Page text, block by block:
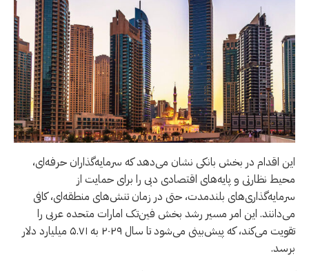
این اقدام در بخش بانکی نشان می‌دهد که سرمایه‌گذاران حرفه‌ای،
محیط نظارتی و پایه‌های اقتصادی دبی را برای حمایت از
سرمایه‌گذاری‌های بلندمدت، حتی در زمان تنش‌های منطقه‌ای، کافی
می‌دانند. این امر مسیر رشد بخش فین‌تک امارات متحده عربی را
تقویت می‌کند، که پیش‌بینی می‌شود تا سال ۲۰۲۹ به ۵.۷۱ میلیارد دلار
برسد.